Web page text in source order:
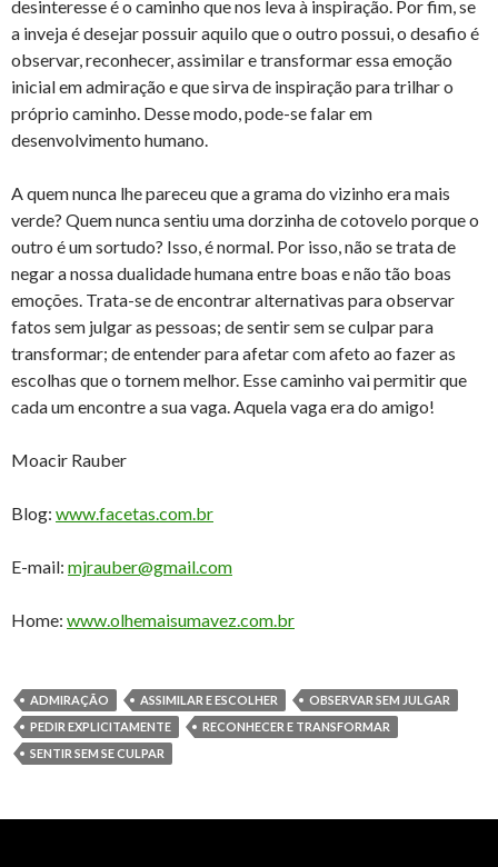
desinteresse é o caminho que nos leva à inspiração. Por fim, se
a inveja é desejar possuir aquilo que o outro possui, o desafio é
observar, reconhecer, assimilar e transformar essa emoção
inicial em admiração e que sirva de inspiração para trilhar o
próprio caminho. Desse modo, pode-se falar em
desenvolvimento humano.
A quem nunca lhe pareceu que a grama do vizinho era mais
verde? Quem nunca sentiu uma dorzinha de cotovelo porque o
outro é um sortudo? Isso, é normal. Por isso, não se trata de
negar a nossa dualidade humana entre boas e não tão boas
emoções. Trata-se de encontrar alternativas para observar
fatos sem julgar as pessoas; de sentir sem se culpar para
transformar; de entender para afetar com afeto ao fazer as
escolhas que o tornem melhor. Esse caminho vai permitir que
cada um encontre a sua vaga. Aquela vaga era do amigo!
Moacir Rauber
Blog: www.facetas.com.br
E-mail: mjrauber@gmail.com
Home: www.olhemaisumavez.com.br
ADMIRAÇÃO ASSIMILAR E ESCOLHER
OBSERVAR SEM JULGAR
PEDIR EXPLICITAMENTE
RECONHECER E TRANSFORMAR
SENTIR SEM SE CULPAR